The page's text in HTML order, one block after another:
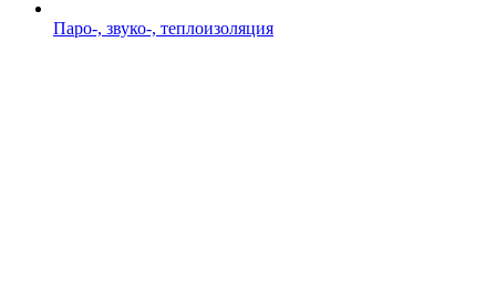
Паро-, звуко-, теплоизоляция